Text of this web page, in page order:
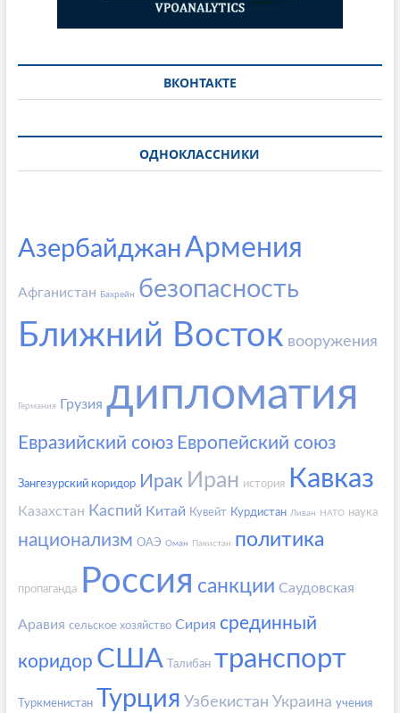
ВКОНТАКТЕ
ОДНОКЛАССНИКИ
АзербайджанАрмения
Афганистан Бахрейн безопасность
Ближний Восток вооружения
Германия Грузия дипломатия
Евразийский союз Европейский союз
Зангезурский коридор Ирак Иран история Кавказ
Казахстан Каспий Китай Кувейт Курдистан Ливан НАТО наука
национализм ОАЭ Оман Пакистан политика
пропаганда Россия санкции Саудовская
Аравия сельское хозяйство Сирия срединный
коридор США Талибан транспорт
Туркменистан Турция Узбекистан Украина учения